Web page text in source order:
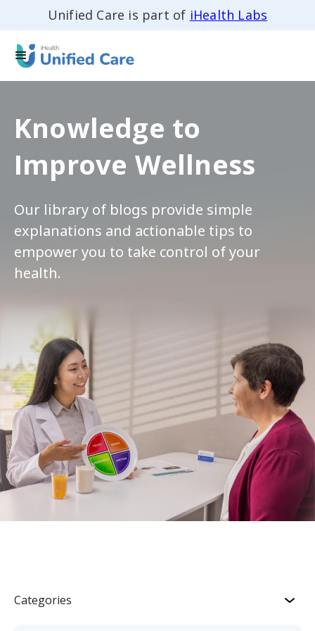
Unified Care is part of iHealth Labs
Knowledge to
Improve Wellness
Our library of blogs provide simple
explanations and actionable tips to
empower you to take control of your
health.
Categories